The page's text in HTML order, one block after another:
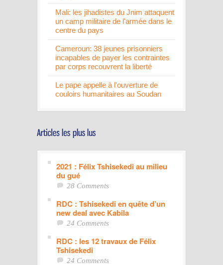
Mali: les jihadistes du Jnim attaquent
un camp militaire de l'armée dans le
centre du pays
Cameroun: 38 jeunes prisonniers
incapables de payer les contraintes
par corps recouvrent la liberté
Le pape appelle à l'ouverture de
couloirs humanitaires au Soudan
2021 : Félix Tshisekedi au milieu
du gué
28 Comments
RDC : Tshisekedi en quête d’un
new deal avec Kabila
24 Comments
RDC : les 12 travaux de Félix
Tshisekedi
24 Comments